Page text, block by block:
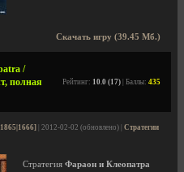
Скачать игру (39.45 Мб.)
/
полная
Рейтинг: 10.0 (17) | Баллы: 435
| 2012-02-02 (обновлено) | Стратегии
Стратегия Фараон и Клеопатра